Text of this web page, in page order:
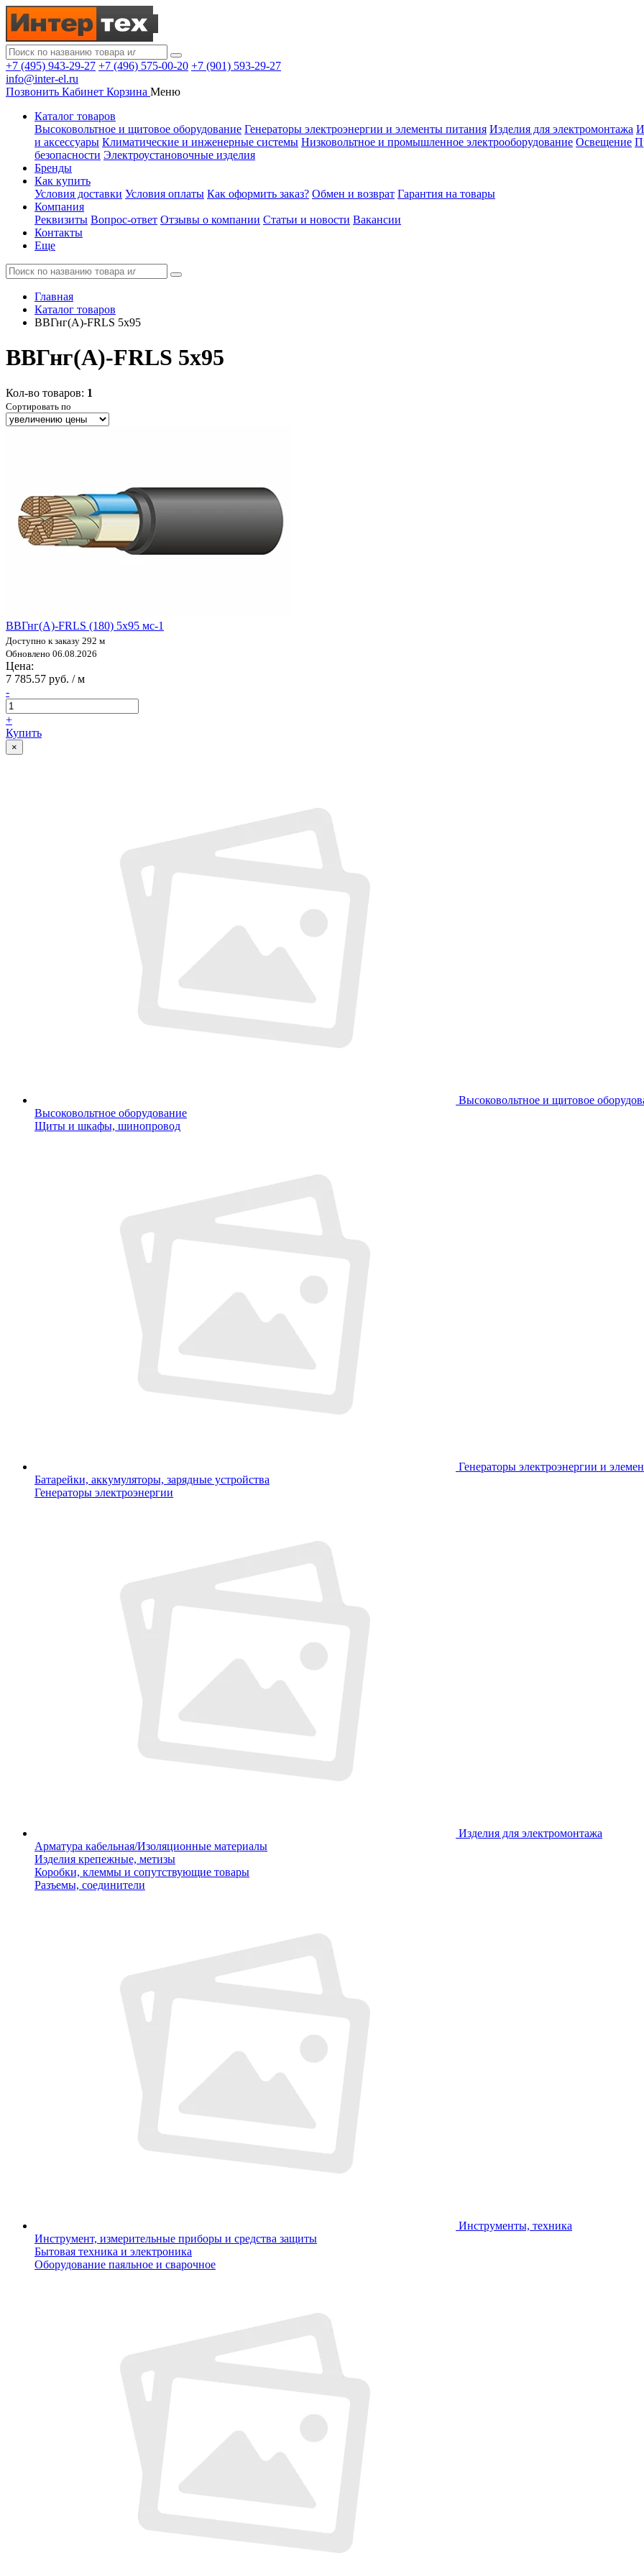
+7 (495) 943-29-27 +7 (496) 575-00-20 +7 (901) 593-29-27
info@inter-el.ru
Позвонить Кабинет Корзина Меню
Каталог товаров
Высоковольтное и щитовое оборудование Генераторы электроэнергии и элементы питания Изделия для электромонтажа
и аксессуары Климатические и инженерные системы Низковольтное и промышленное электрооборудование Освещение
безопасности Электроустановочные изделия
Бренды
Как купить
Условия доставки Условия оплаты Как оформить заказ? Обмен и возврат Гарантия на товары
Компания
Реквизиты Вопрос-ответ Отзывы о компании Статьи и новости Вакансии
Контакты
Еще
Главная
Каталог товаров
ВВГнг(А)-FRLS 5x95
ВВГнг(А)-FRLS 5x95
Кол-во товаров: 1
Сортировать по
ВВГнг(А)-FRLS (180) 5х95 мс-1
Доступно к заказу 292 м
Обновлено 06.08.2026
Цена:
7 785.57 руб. / м
-
+
Купить
×
Высоковольтное и щитовое
Высоковольтное оборудование
Щиты и шкафы, шинопровод
Генераторы электроэнергии и
Батарейки, аккумуляторы, зарядные устройства
Генераторы электроэнергии
Изделия для электромонтажа
Арматура кабельная/Изоляционные материалы
Изделия крепежные, метизы
Коробки, клеммы и сопутствующие товары
Разъемы, соединители
Инструменты, техника
Инструмент, измерительные приборы и средства защиты
Бытовая техника и электроника
Оборудование паяльное и сварочное